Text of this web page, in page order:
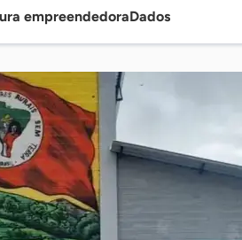
empreendedoraDados